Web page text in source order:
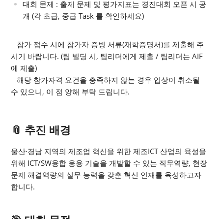
대회 문제 : 출제 문제 및 평가지표는 경진대회 오픈 시 공
개 (각 초급, 중급 Task 를 확인하세요)
참가 접수 시에 참가자 증빙 서류(재학증명서)를 제출해 주
시기 바랍니다. (팀 빌딩 시, 팀리더에게 제출 / 팀리더는 AIF
에 제출)
해당 참가자격 요건을 충족하지 않는 경우 입상이 취소될
수 있으니, 이 점 양해 부탁 드립니다.
📎 추진 배경
울산∙경남 지역의 제조업 혁신을 위한 제조ICT 산업의 육성을
위해 ICT/SW융합 응용 기술을 개발할 수 있는 직무역량, 현장
문제 해결역량의 실무 능력을 갖춘 혁신 인재를 육성하고자
합니다.